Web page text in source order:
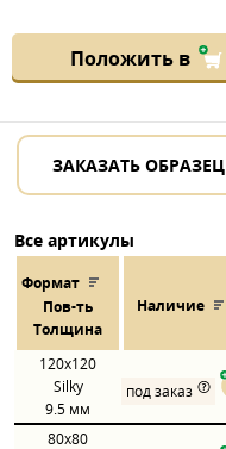
Положить в
ЗАКАЗАТЬ ОБРАЗЕЦ
Все артикулы
Формат
Пов-ть
Толщина
Наличие
120x120
Silky
9.5 мм
под заказ
80x80